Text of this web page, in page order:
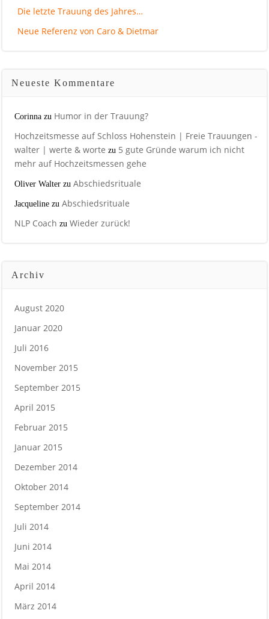
Die letzte Trauung des Jahres…
Neue Referenz von Caro & Dietmar
Neueste Kommentare
Corinna zu Humor in der Trauung?
Hochzeitsmesse auf Schloss Hohenstein | Freie Trauungen -
walter | werte & worte zu 5 gute Gründe warum ich nicht
mehr auf Hochzeitsmessen gehe
Oliver Walter zu Abschiedsrituale
Jacqueline zu Abschiedsrituale
NLP Coach zu Wieder zurück!
Archiv
August 2020
Januar 2020
Juli 2016
November 2015
September 2015
April 2015
Februar 2015
Januar 2015
Dezember 2014
Oktober 2014
September 2014
Juli 2014
Juni 2014
Mai 2014
April 2014
März 2014